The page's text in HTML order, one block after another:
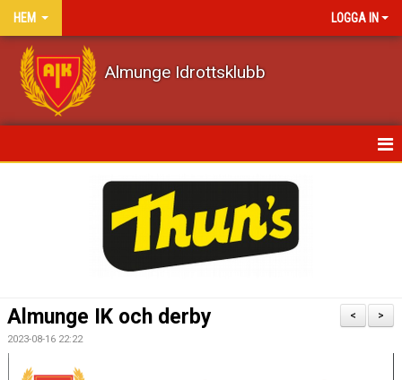
HEM LOGGA IN
Almunge Idrottsklubb
MATCHER
DOKUMENT
>
<
Almunge IK och derby
2023-08-16 22:22